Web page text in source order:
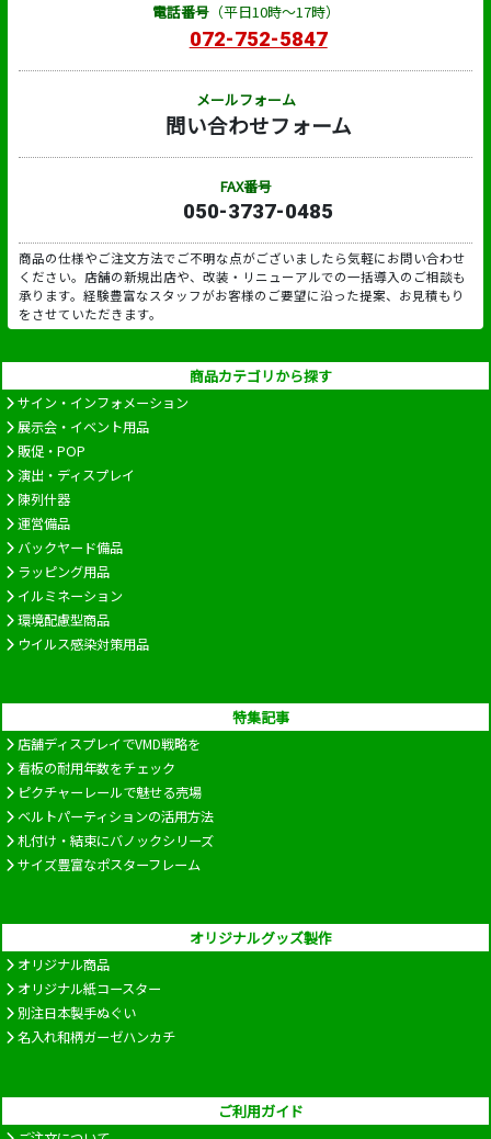
電話番号（平日10時～17時）
072-752-5847
メールフォーム
問い合わせフォーム
FAX番号
050-3737-0485
商品の仕様やご注文方法でご不明な点がございましたら気軽にお問い合わせ
ください。店舗の新規出店や、改装・リニューアルでの一括導入のご相談も
承ります。経験豊富なスタッフがお客様のご要望に沿った提案、お見積もり
をさせていただきます。
商品カテゴリから探す
サイン・インフォメーション
展示会・イベント用品
販促・POP
演出・ディスプレイ
陳列什器
運営備品
バックヤード備品
ラッピング用品
イルミネーション
環境配慮型商品
ウイルス感染対策用品
特集記事
店舗ディスプレイでVMD戦略を
看板の耐用年数をチェック
ピクチャーレールで魅せる売場
ベルトパーティションの活用方法
札付け・結束にバノックシリーズ
サイズ豊富なポスターフレーム
オリジナルグッズ製作
オリジナル商品
オリジナル紙コースター
別注日本製手ぬぐい
名入れ和柄ガーゼハンカチ
ご利用ガイド